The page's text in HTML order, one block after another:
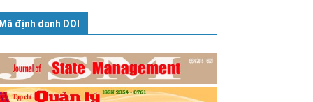
Mã định danh DOI